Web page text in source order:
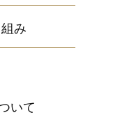
み
いて